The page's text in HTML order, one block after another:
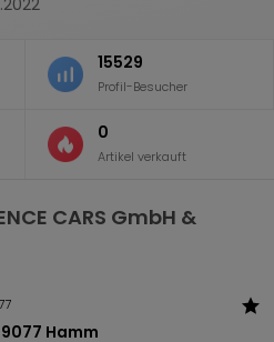
15529
Profil-Besucher
0
Artikel verkauft
CARS GmbH &
Hamm